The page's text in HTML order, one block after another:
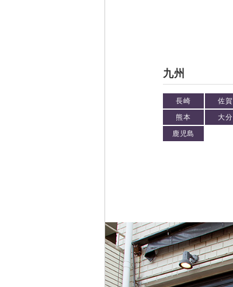
九州
長崎 佐賀
熊本
大分
鹿児島